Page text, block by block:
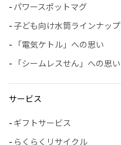
パワースポットマグ
子ども向け水筒ラインナップ
「電気ケトル」への思い
「シームレスせん」への思い
サービス
ギフトサービス
らくらくリサイクル